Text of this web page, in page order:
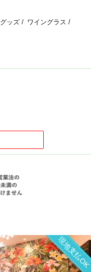
ッズ ワイングラス
現地支払OK